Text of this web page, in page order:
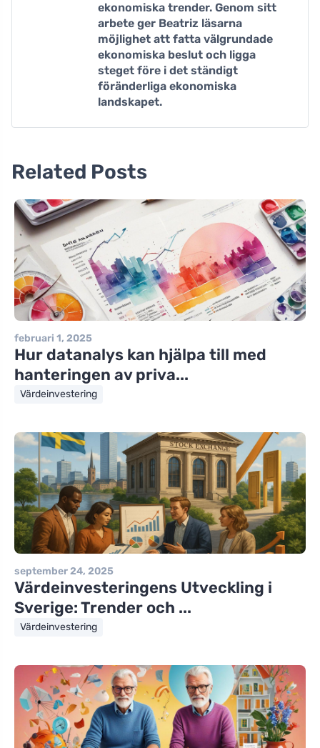
ekonomiska trender. Genom sitt
arbete ger Beatriz läsarna
möjlighet att fatta välgrundade
ekonomiska beslut och ligga
steget före i det ständigt
föränderliga ekonomiska
landskapet.
Related Posts
februari 1, 2025
Hur datanalys kan hjälpa till med
hanteringen av priva...
Värdeinvestering
september 24, 2025
Värdeinvesteringens Utveckling i
Sverige: Trender och ...
Värdeinvestering